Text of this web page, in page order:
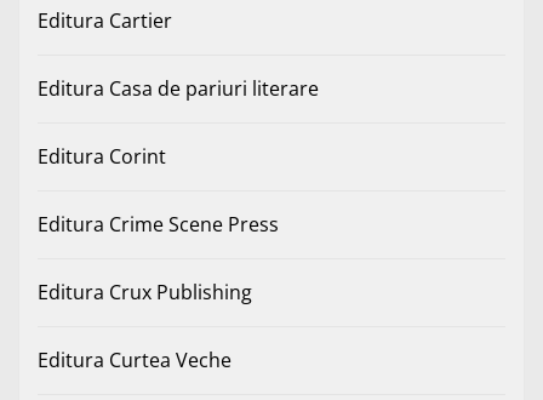
Editura Cartier
Editura Casa de pariuri literare
Editura Corint
Editura Crime Scene Press
Editura Crux Publishing
Editura Curtea Veche